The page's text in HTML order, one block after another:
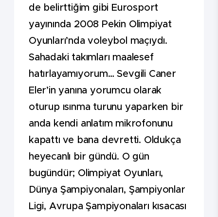
de belirttiğim gibi Eurosport
yayınında 2008 Pekin Olimpiyat
Oyunları’nda voleybol maçıydı.
Sahadaki takımları maalesef
hatırlayamıyorum… Sevgili Caner
Eler’in yanına yorumcu olarak
oturup ısınma turunu yaparken bir
anda kendi anlatım mikrofonunu
kapattı ve bana devretti. Oldukça
heyecanlı bir gündü. O gün
bugündür; Olimpiyat Oyunları,
Dünya Şampiyonaları, Şampiyonlar
Ligi, Avrupa Şampiyonaları kısacası